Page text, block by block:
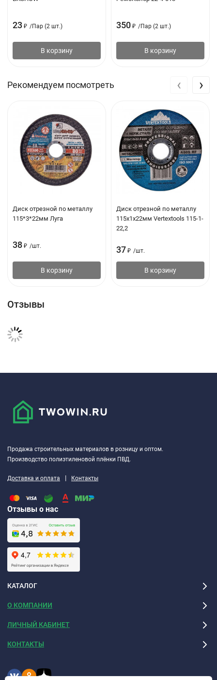
23 ₽ /Пар (2 шт.)
В корзину
350 ₽ /Пар (2 шт.)
В корзину
Рекомендуем посмотреть
Диск отрезной по металлу
115*3*22мм Луга
38 ₽ /шт.
В корзину
Диск отрезной по металлу
115х1х22мм Vertextools 115-1-
22,2
37 ₽ /шт.
В корзину
‹ ›
Отзывы
Продажа строительных материалов в розницу и оптом.
Производство полиэтиленовой плёнки ПВД.
Доставка и оплата | Контакты
Отзывы о нас
КАТАЛОГ
О КОМПАНИИ
ЛИЧНЫЙ КАБИНЕТ
КОНТАКТЫ